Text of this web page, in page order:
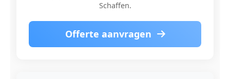
Schaffen.
Offerte aanvragen